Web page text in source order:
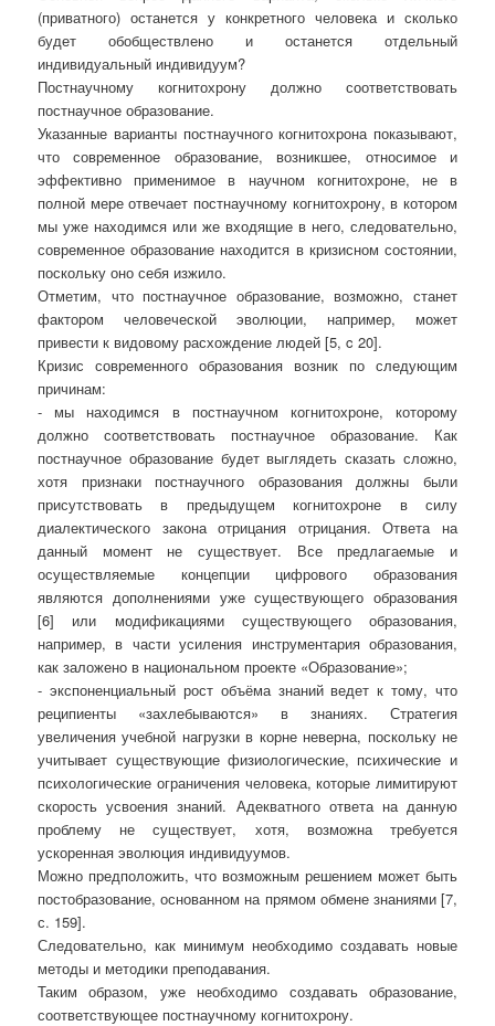
(приватного) останется у конкретного человека и сколько
будет обобществлено и останется отдельный
индивидуальный индивидуум?
Постнаучному когнитохрону должно соответствовать
постнаучное образование.
Указанные варианты постнаучного когнитохрона показывают,
что современное образование, возникшее, относимое и
эффективно применимое в научном когнитохроне, не в
полной мере отвечает постнаучному когнитохрону, в котором
мы уже находимся или же входящие в него, следовательно,
современное образование находится в кризисном состоянии,
поскольку оно себя изжило.
Отметим, что постнаучное образование, возможно, станет
фактором человеческой эволюции, например, может
привести к видовому расхождение людей [5, c 20].
Кризис современного образования возник по следующим
причинам:
- мы находимся в постнаучном когнитохроне, которому
должно соответствовать постнаучное образование. Как
постнаучное образование будет выглядеть сказать сложно,
хотя признаки постнаучного образования должны были
присутствовать в предыдущем когнитохроне в силу
диалектического закона отрицания отрицания. Ответа на
данный момент не существует. Все предлагаемые и
осуществляемые концепции цифрового образования
являются дополнениями уже существующего образования
[6] или модификациями существующего образования,
например, в части усиления инструментария образования,
как заложено в национальном проекте «Образование»;
- экспоненциальный рост объёма знаний ведет к тому, что
реципиенты «захлебываются» в знаниях. Стратегия
увеличения учебной нагрузки в корне неверна, поскольку не
учитывает существующие физиологические, психические и
психологические ограничения человека, которые лимитируют
скорость усвоения знаний. Адекватного ответа на данную
проблему не существует, хотя, возможна требуется
ускоренная эволюция индивидуумов.
Можно предположить, что возможным решением может быть
постобразование, основанном на прямом обмене знаниями [7,
с. 159].
Следовательно, как минимум необходимо создавать новые
методы и методики преподавания.
Таким образом, уже необходимо создавать образование,
соответствующее постнаучному когнитохрону.